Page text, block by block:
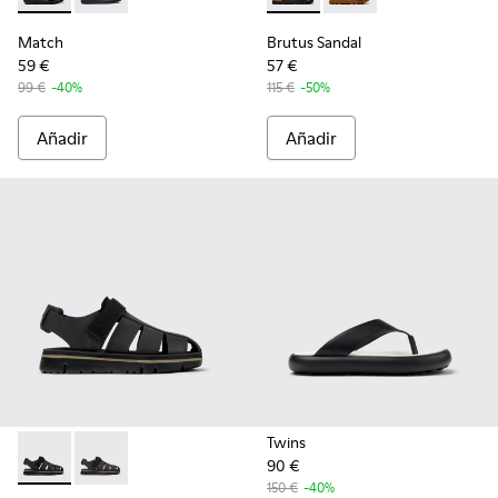
Match
59 €
99 € -40%
Añadir
Brutus Sandal
57 €
115 € -50%
Añadir
Oruga - K100285-007 - Sandalias negras de piel y tejido
Oruga - K100285-006
Twins
90 €
150 € -40%